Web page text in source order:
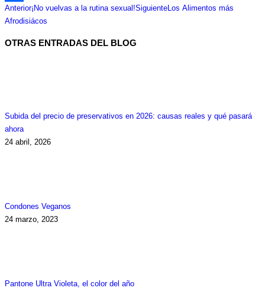
Compartir
Navegación
entre
AnteriorPublicación
anterior:
¡No vuelvas a la rutina sexual!SiguientePublicación
Los Alimentos más
Afrodisiácos
OTRAS ENTRADAS DEL BLOG
Subida del precio de preservativos en 2026: causas reales y qué pasará
ahora
24 abril, 2026
Condones Veganos
24 marzo, 2023
Pantone Ultra Violeta, el color del año